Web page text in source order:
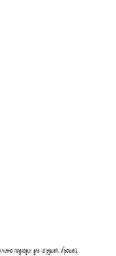
подходит для игрушек, брошей,